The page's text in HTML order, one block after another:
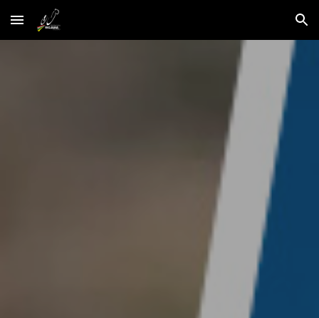
Skip to main content Skip to navigation